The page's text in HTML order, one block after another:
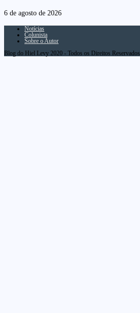
6 de agosto de 2026
Notícias
Colunista
Sobre o Autor
Blog do Hiel Levy 2020 - Todos os Direitos Reservados